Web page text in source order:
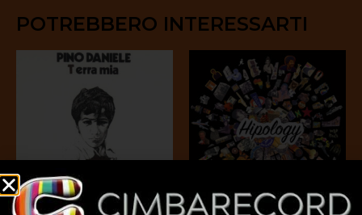
POTREBBERO INTERESSARTI